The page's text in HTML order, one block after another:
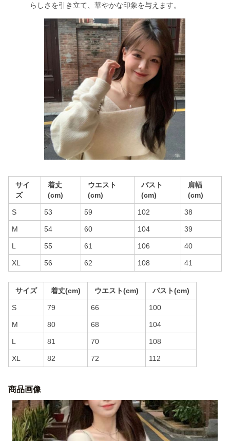
らしさを引き立て、華やかな印象を与えます。
サイ
ズ
着丈
(cm)
ウエスト
(cm)
バスト
(cm)
肩幅
(cm)
S 53 59 102 38
M 54 60 104 39
L 55 61 106 40
XL 56 62 108 41
サイズ 着丈(cm) ウエスト(cm) バスト(cm)
S 79 66 100
M 80 68 104
L 81 70 108
XL 82 72 112
商品画像